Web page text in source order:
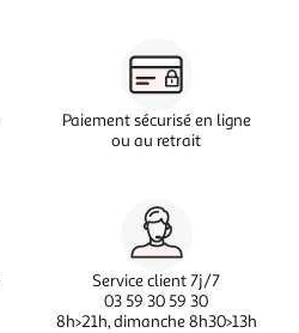
Paiement sécurisé en ligne
ou au retrait
Service client 7j/7
03 59 30 59 30
8h>21h, dimanche 8h30>13h